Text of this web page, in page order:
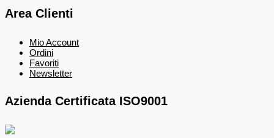
Area Clienti
Mio Account
Ordini
Favoriti
Newsletter
Azienda Certificata ISO9001